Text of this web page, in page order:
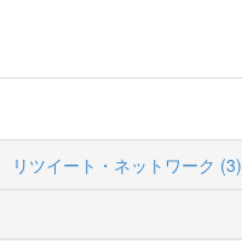
リツイート・ネットワーク (3)